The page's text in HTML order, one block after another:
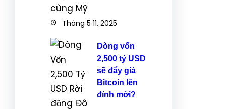
Tháng 5 11, 2025
Dòng vốn
2,500 tỷ USD
sẽ đẩy giá
Bitcoin lên
đỉnh mới?